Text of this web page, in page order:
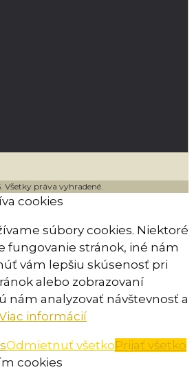
Všetky práva vyhradené.
cookies
súbory cookies. Niektoré
fungovanie stránok, iné nám
vám lepšiu skúsenosť pri
alebo zobrazovaní
nám analyzovať návštevnosť a
informácií
Odmietnuť všetkoPrijať všetko
cookies